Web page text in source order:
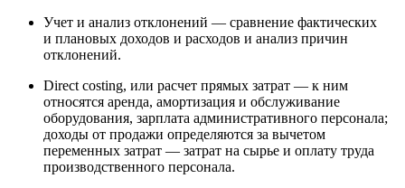
Учет и анализ отклонений — сравнение фактических
и плановых доходов и расходов и анализ причин
отклонений.
Direct costing, или расчет прямых затрат — к ним
относятся аренда, амортизация и обслуживание
оборудования, зарплата административного персонала;
доходы от продажи определяются за вычетом
переменных затрат — затрат на сырье и оплату труда
производственного персонала.